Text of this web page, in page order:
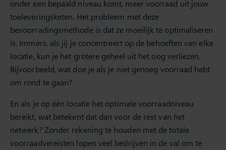
onder een bepaald niveau komt, meer voorraad uit jouw
toeleveringsketen. Het probleem met deze
bevoorradingsmethode is dat ze moeilijk te optimaliseren
is. Immers, als jij je concentreert op de behoeften van elke
locatie, kun je het grotere geheel uit het oog verliezen.
Bijvoorbeeld, wat doe je als je niet genoeg voorraad hebt
om rond te gaan?
En als je op één locatie het optimale voorraadniveau
bereikt, wat betekent dat dan voor de rest van het
netwerk? Zonder rekening te houden met de totale
voorraadvereisten lopen veel bedrijven in de val om te